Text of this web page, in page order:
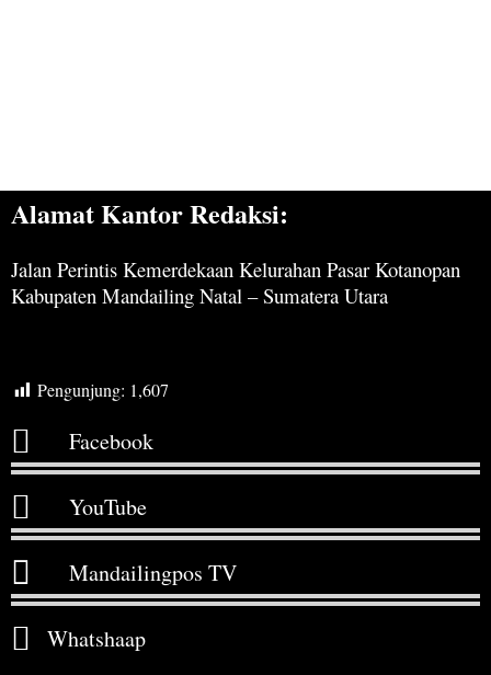
Alamat Kantor Redaksi:
Jalan Perintis Kemerdekaan Kelurahan Pasar Kotanopan
Kabupaten Mandailing Natal – Sumatera Utara
Pengunjung: 1,607
Facebook
YouTube
Mandailingpos TV
Whatshaap